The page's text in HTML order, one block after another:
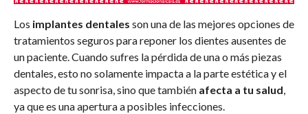
Los implantes dentales son una de las mejores opciones de
tratamientos seguros para reponer los dientes ausentes de
un paciente. Cuando sufres la pérdida de una o más piezas
dentales, esto no solamente impacta a la parte estética y el
aspecto de tu sonrisa, sino que tambiénafecta a tu salud,
ya que es una apertura a posibles infecciones.